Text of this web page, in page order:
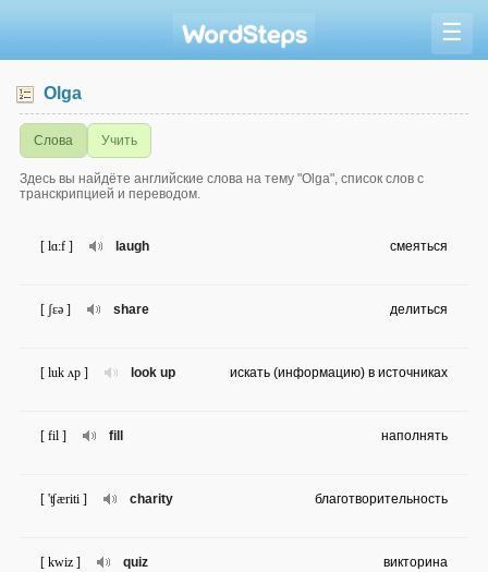
☰
Olga
Слова Учить
Здесь вы найдёте английские слова на тему "Olga", список слов с
транскрипцией и переводом.
laugh
[ lɑ:f ] смеяться
share
[ ʃɛə ] делиться
look up
[ luk ʌp ] искать (информацию) в источниках
fill
[ fil ] наполнять
charity
[ 'ʧæriti ] благотворительность
quiz
[ kwiz ] викторина